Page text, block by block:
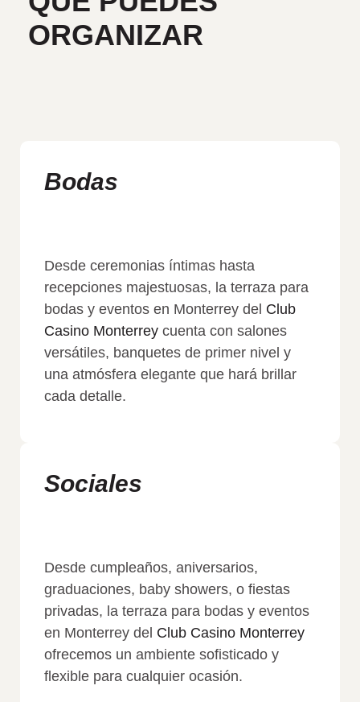
ORGANIZAR
Bodas
Desde ceremonias íntimas hasta
recepciones majestuosas, la terraza para
bodas y eventos en Monterrey del Club
Casino Monterrey cuenta con salones
versátiles, banquetes de primer nivel y
una atmósfera elegante que hará brillar
cada detalle.
Sociales
Desde cumpleaños, aniversarios,
graduaciones, baby showers, o fiestas
privadas, la terraza para bodas y eventos
en Monterrey del Club Casino Monterrey
ofrecemos un ambiente sofisticado y
flexible para cualquier ocasión.